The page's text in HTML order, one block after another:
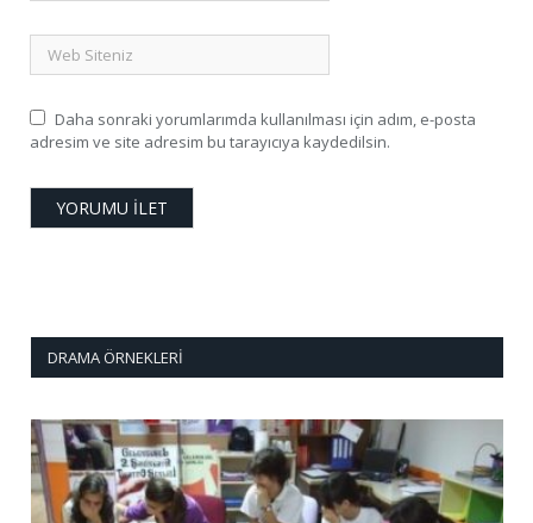
Daha sonraki yorumlarımda kullanılması için adım, e-posta
adresim ve site adresim bu tarayıcıya kaydedilsin.
DRAMA ÖRNEKLERI